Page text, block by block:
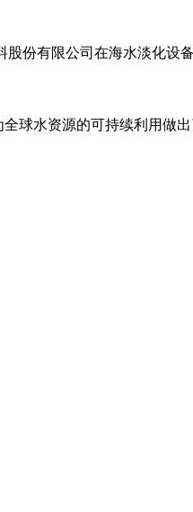
有限公司在海水淡化设
球水资源的可持续利用做